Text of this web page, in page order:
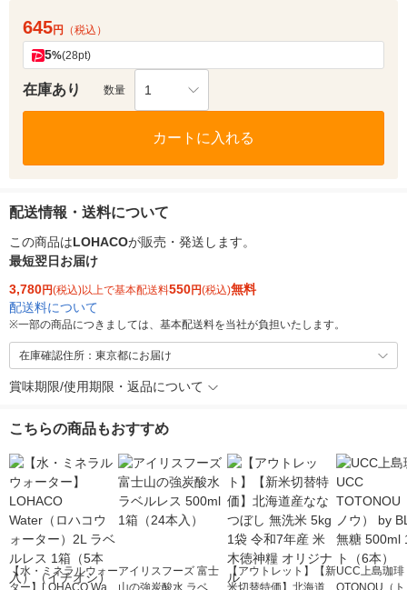
645円 （税込）
5%(28pt)
在庫あり 数量 1
カートに入れる
配送情報・送料について
この商品はLOHACOが販売・発送します。
最短翌日お届け
3,780円(税込)以上で基本配送料550円(税込)無料
配送料について
※一部の商品につきましては、基本配送料を当社が負担いたします。
在庫確認住所：東京都にお届け
賞味期限/使用期限・返品について
こちらの商品もおすすめ
【水・ミネラルウォーアイリスフーズ 富士
【アウトレット】【新UCC上島珈琲